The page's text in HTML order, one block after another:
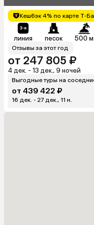
Кешбэк 4% по карте Т-
линия песок 500 м
Отзывы за этот год
от 247 805 ₽
4 дек. - 13 дек., 9 ночей
Выгодные туры на
от 439 422 ₽
16 дек. - 27 дек., 11 н.